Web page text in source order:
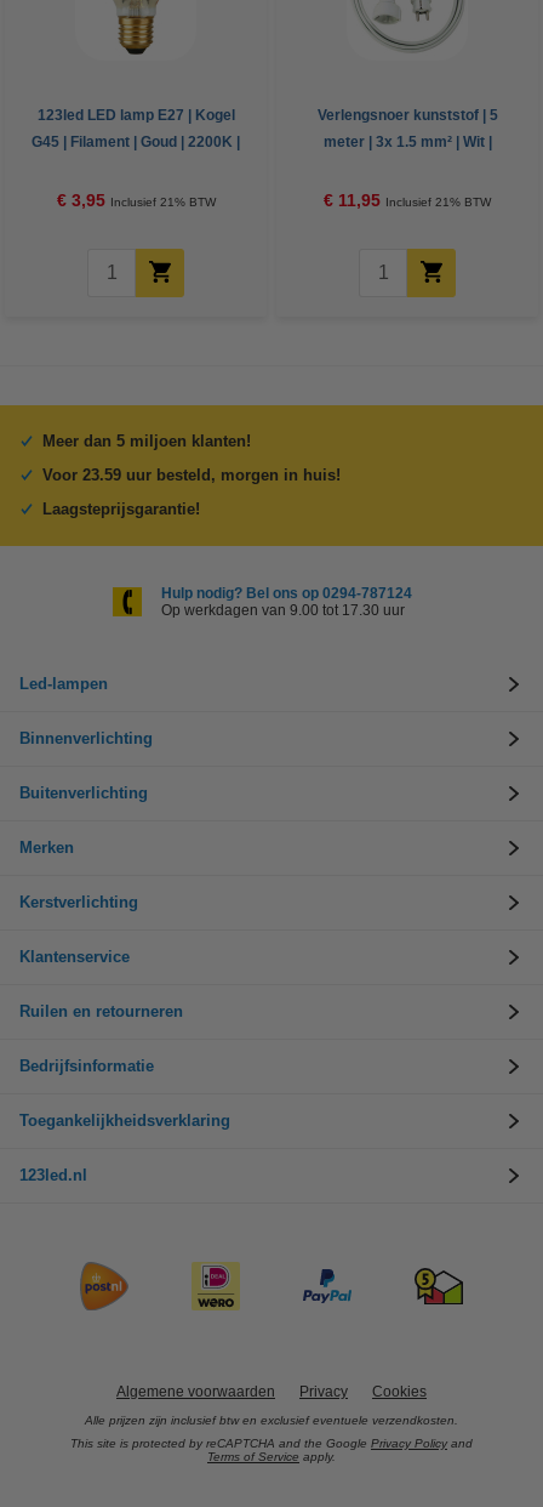
123led LED lamp E27 | Kogel
G45 | Filament | Goud | 2200K |
€ 3,95 Inclusief 21% BTW
Verlengsnoer kunststof | 5
meter | 3x 1.5 mm² | Wit |
€ 11,95 Inclusief 21% BTW
Meer dan 5 miljoen klanten!
Voor 23.59 uur besteld, morgen in huis!
Laagsteprijsgarantie!
Hulp nodig? Bel ons op 0294-787124
Op werkdagen van 9.00 tot 17.30 uur
Led-lampen
Binnenverlichting
Buitenverlichting
Merken
Kerstverlichting
Klantenservice
Ruilen en retourneren
Bedrijfsinformatie
Toegankelijkheidsverklaring
123led.nl
Algemene voorwaarden Privacy Cookies
Alle prijzen zijn inclusief btw en exclusief eventuele verzendkosten.
This site is protected by reCAPTCHA and the Google Privacy Policy and
Terms of Service apply.